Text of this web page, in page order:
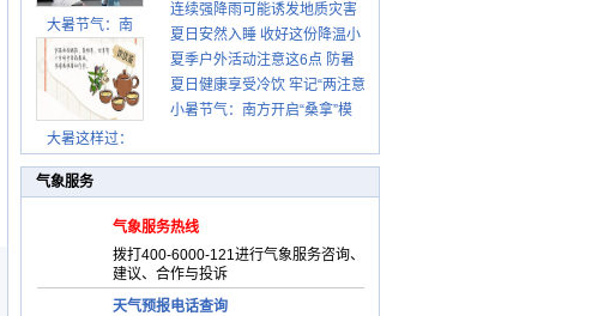
大暑节气：南
大暑这样过：
示请收好
连续强降雨可能诱发地质灾害
这些前兆要知道
夏日安然入睡 收好这份降温小
贴士
夏季户外活动注意这6点 防暑
健身两不误
夏日健康享受冷饮 牢记“两注意
一控制”
小暑节气：南方开启“桑拿”模
气象服务
气象服务热线
拨打400-6000-121进行气象服务咨询、
建议、合作与投诉
天气预报电话查询